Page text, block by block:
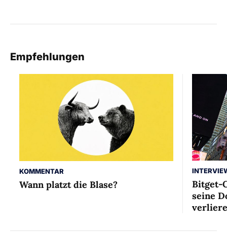
Empfehlungen
KOMMENTAR
Wann platzt die Blase?
Bitget-
seine